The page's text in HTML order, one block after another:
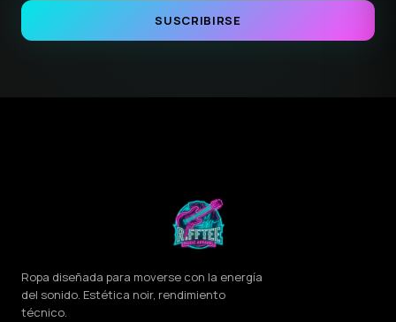
SUSCRIBIRSE
Ropa diseñada para moverse con la energía
del sonido. Estética noir, rendimiento
técnico.